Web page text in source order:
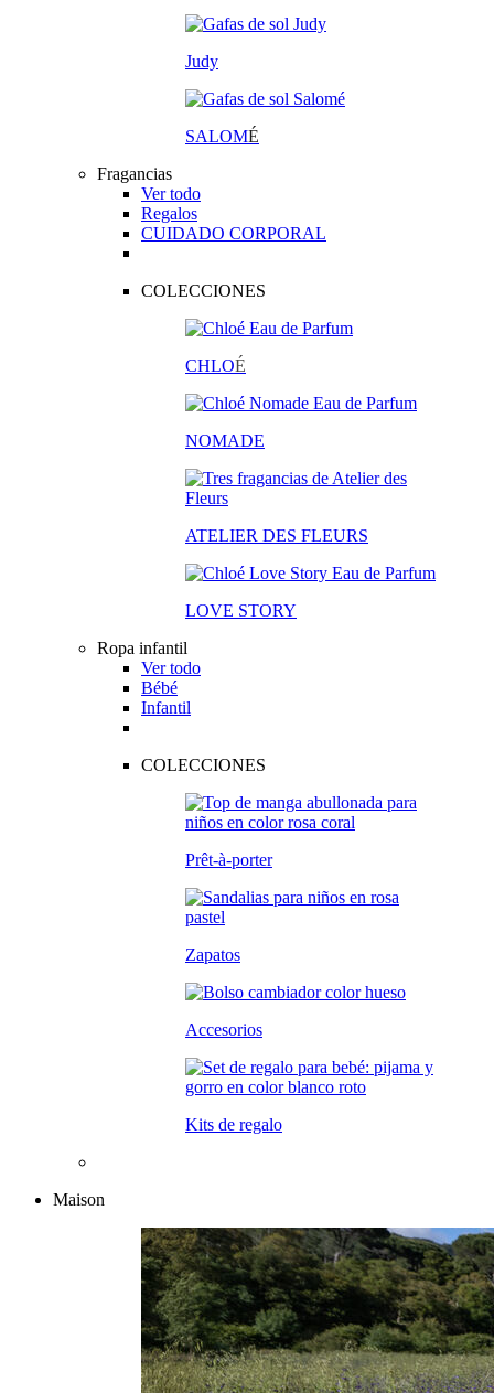
Judy
SALOMÉ
Fragancias
Ver todo
Regalos
CUIDADO CORPORAL
COLECCIONES
CHLOÉ
NOMADE
ATELIER DES FLEURS
LOVE STORY
Ropa infantil
Ver todo
Bébé
Infantil
COLECCIONES
Prêt-à-porter
Zapatos
Accesorios
Kits de regalo
Maison